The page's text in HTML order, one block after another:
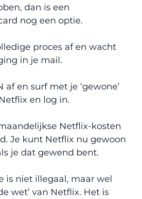
dan is een
nog een optie.
proces af en wacht
in je mail.
af en surf met je ‘gewone’
en log in.
Netflix-kosten
Je kunt Netflix nu gewoon
je dat gewend bent.
is niet illegaal, maar wel
wet’ van Netflix. Het is